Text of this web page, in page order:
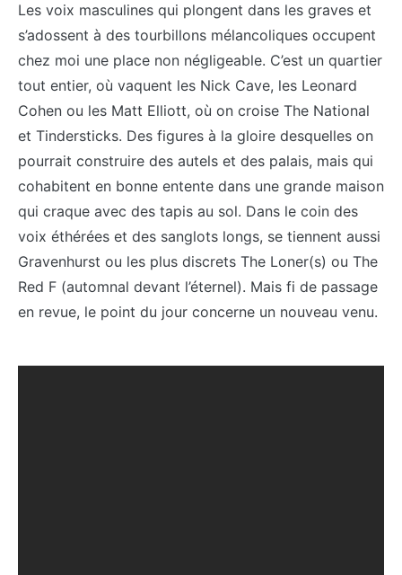
Les voix masculines qui plongent dans les graves et
s’adossent à des tourbillons mélancoliques occupent
chez moi une place non négligeable. C’est un quartier
tout entier, où vaquent les Nick Cave, les Leonard
Cohen ou les Matt Elliott, où on croise The National
et Tindersticks. Des figures à la gloire desquelles on
pourrait construire des autels et des palais, mais qui
cohabitent en bonne entente dans une grande maison
qui craque avec des tapis au sol. Dans le coin des
voix éthérées et des sanglots longs, se tiennent aussi
Gravenhurst ou les plus discrets The Loner(s) ou The
Red F (automnal devant l’éternel). Mais fi de passage
en revue, le point du jour concerne un nouveau venu.